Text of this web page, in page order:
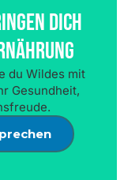
Dich
du Wildes mit
Gesundheit,